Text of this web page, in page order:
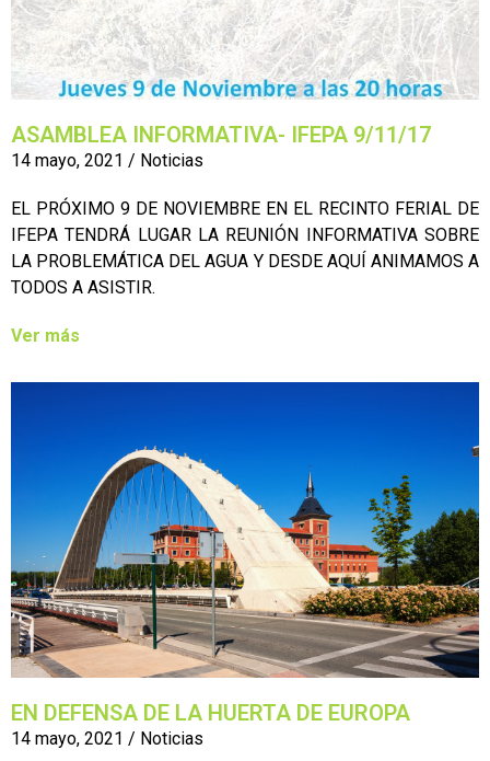
ASAMBLEA INFORMATIVA- IFEPA 9/11/17
14 mayo, 2021 / Noticias
EL PRÓXIMO 9 DE NOVIEMBRE EN EL RECINTO FERIAL DE
IFEPA TENDRÁ LUGAR LA REUNIÓN INFORMATIVA SOBRE
LA PROBLEMÁTICA DEL AGUA Y DESDE AQUÍ ANIMAMOS A
TODOS A ASISTIR.
Ver más
EN DEFENSA DE LA HUERTA DE EUROPA
14 mayo, 2021 / Noticias